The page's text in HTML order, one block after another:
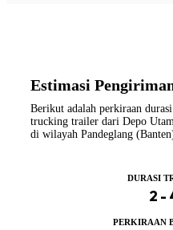
Estimasi
Berikut adalah perkiraan
trucking trailer dari Depo
di wilayah Pandeglang
DURASI
2 -
PERKIRAAN